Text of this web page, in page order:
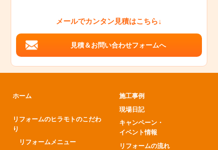
メールでカンタン見積はこちら↓
見積＆お問い合わせフォームへ
ホーム
リフォームのヒラモトのこだわ
り
リフォームメニュー
施工事例
現場日記
キャンペーン・
イベント情報
リフォームの流れ